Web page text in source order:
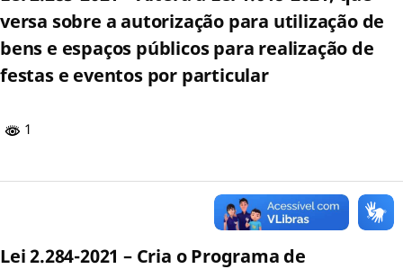
versa sobre a autorização para utilização de
bens e espaços públicos para realização de
festas e eventos por particular
1
Lei 2.284-2021 – Cria o Programa de